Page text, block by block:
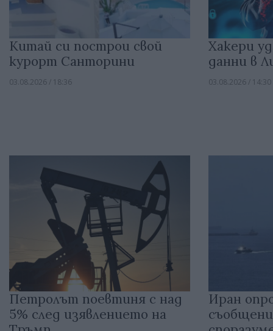
Китай си построи свой
курорт Санторини
03.08.2026 / 18:36
Хакери
данни в
03.08.2026 / 14:30
Петролът поевтиня с над
5% след изявлението на
Иран